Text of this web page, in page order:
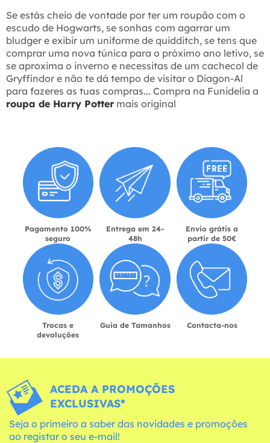
Se estás cheio de vontade por ter um roupão com o
escudo de Hogwarts, se sonhas com agarrar um
bludger e exibir um uniforme de quidditch, se tens que
comprar uma nova túnica para o próximo ano letivo, se
se aproxima o inverno e necessitas de um cachecol de
Gryffindor e não te dá tempo de visitar o Diagon-Al
para fazeres as tuas compras... Compra na Funidelia a
roupa de Harry Potter mais original
Pagamento 100%
seguro
Entrega em 24-
48h
Envio grátis a
partir de 50€
Trocas e
devoluções
Guia de Tamanhos Contacta-nos
ACEDA A PROMOÇÕES
EXCLUSIVAS*
Seja o primeiro a saber das novidades e promoções
ao registar o seu e-mail!